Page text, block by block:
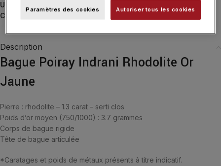
UGS :
Catégories :
Description
Bague Poiray Indrani Rhodolite Or
Jaune
Pierre : rhodolite – 1.3 carat – serti clos
Poids d’or moyen (750/1000) : 3.7 grammes
Corps de bague rigide
Tête de bague articulée
*Caratages et poids de métaux présents à titre indicatif.
Paramètres des cookies Autoriser tous les cookies